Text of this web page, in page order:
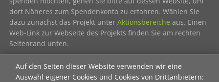
Auf den Seiten dieser Website verwenden wir eine
Auswahl eigener Cookies und Cookies von Drittanbietern:
dort Näheres zum Spendenkonto zu erfahren. Wählen Sie
dazu zunächst das Projekt unterAktionsbereiche aus. Einen
Web-Link zur Webseite des Projekts finden Sie am rechten
Seitenrand unten.
NEUANMELDUNG ZUM NEWSLETTER